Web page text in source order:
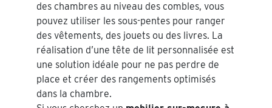
des chambres au niveau des combles, vous
pouvez utiliser les sous-pentes pour ranger
des vêtements, des jouets ou des livres. La
réalisation d’une tête de lit personnalisée est
une solution idéale pour ne pas perdre de
place et créer des rangements optimisés
dans la chambre.